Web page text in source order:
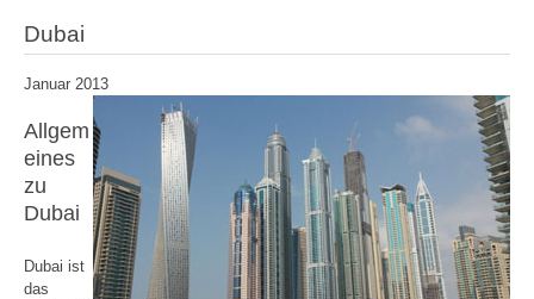
Dubai
Januar 2013
Allgem
eines
zu
Dubai
Dubai ist
das